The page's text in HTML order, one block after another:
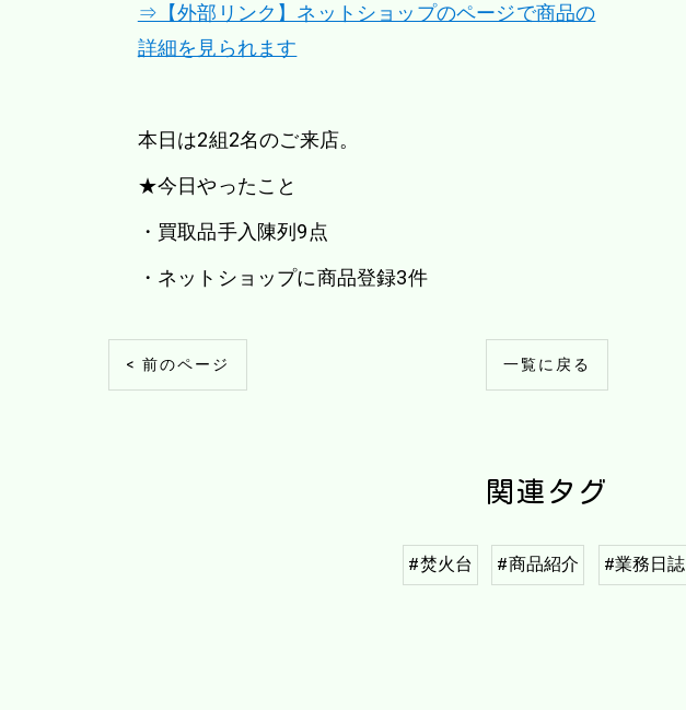
⇒【外部リンク】ネットショップのページで商品の
詳細を見られます
本日は2組2名のご来店。
★今日やったこと
・買取品手入陳列9点
・ネットショップに商品登録3件
< 前のページ 一覧に戻る
関連タグ
#焚火台 #商品紹介 #業務日誌